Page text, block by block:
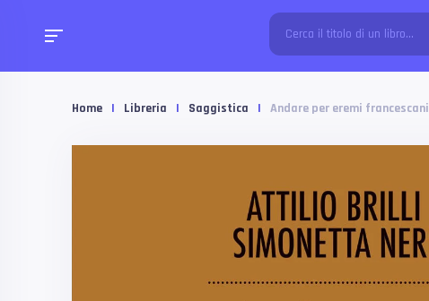
Home | Libreria | Saggistica | Andare per eremi francescani